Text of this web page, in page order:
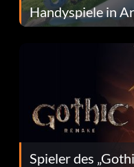
Handyspiele in
dafür.
Spieler des